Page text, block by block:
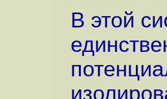
В этой